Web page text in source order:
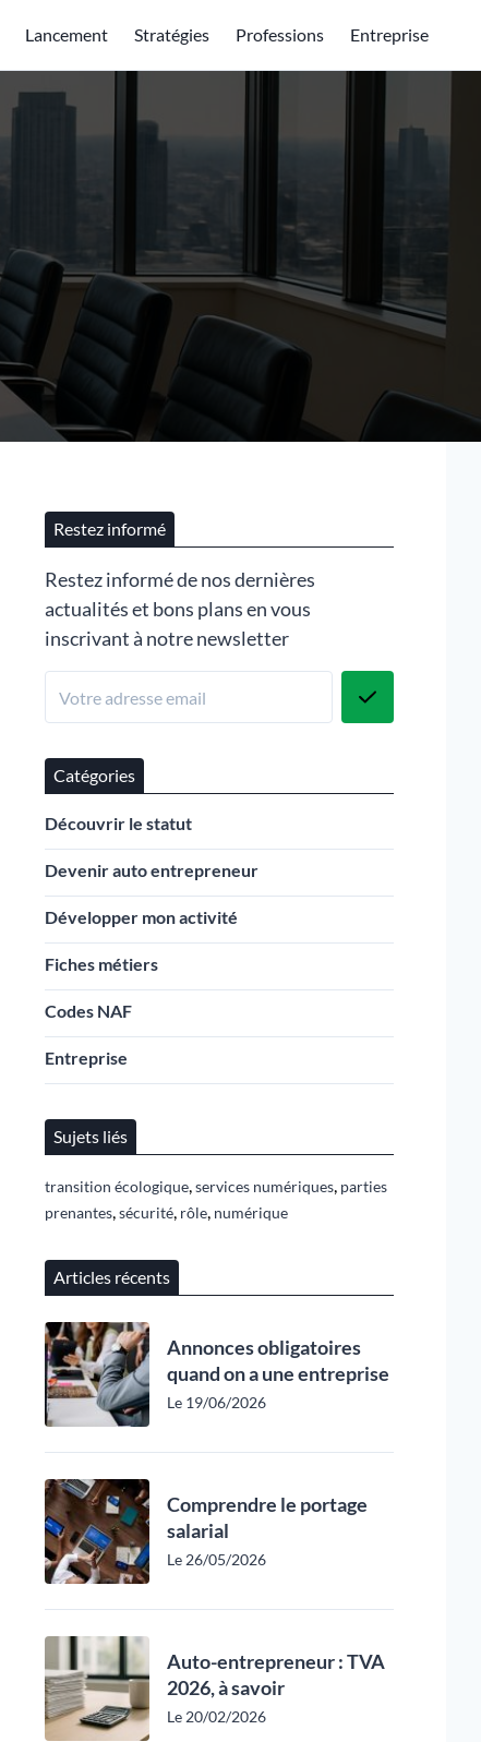
Lancement Stratégies Professions Entreprise
Restez informé
Restez informé de nos dernières
actualités et bons plans en vous
inscrivant à notre newsletter
Catégories
Découvrir le statut
Devenir auto entrepreneur
Développer mon activité
Fiches métiers
Codes NAF
Entreprise
Sujets liés
transition écologique,services numériques, parties
prenantes,sécurité, rôle, numérique
Articles récents
Annonces obligatoires
quand on a une entreprise
Le 19/06/2026
Comprendre le portage
salarial
Le 26/05/2026
Auto-entrepreneur : TVA
2026, à savoir
Le 20/02/2026